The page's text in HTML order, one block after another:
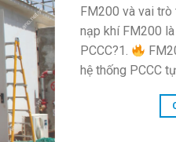
FM200 và vai trò
nạp khí FM200
PCCC?1.
hệ thống PCCC